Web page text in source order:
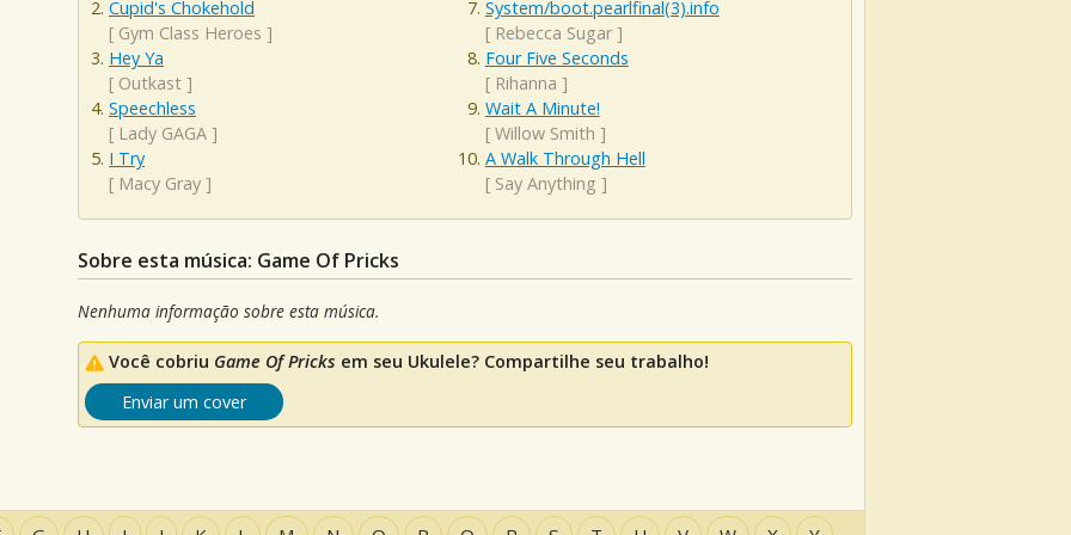
Cupid's Chokehold
[ Gym Class Heroes ]
Hey Ya
[ Outkast ]
Speechless
[ Lady GAGA ]
I Try
[ Macy Gray ]
System/boot.pearlfinal(3).info
[ Rebecca Sugar]
Four Five Seconds
[ Rihanna ]
Wait A Minute!
[ Willow Smith ]
A Walk Through Hell
[ Say Anything ]
Sobre esta música: Game Of Pricks
Nenhuma informação sobre esta música.
Você cobriu Game Of Pricks em seu Ukulele? Compartilhe seu trabalho!
Enviar um cover